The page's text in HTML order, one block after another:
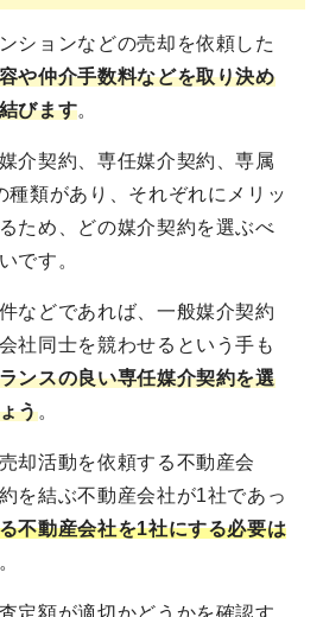
ションなどの売却を依頼した
や仲介手数料などを取り決め
びます。
介契約、専任媒介契約、専属
種類があり、それぞれにメリッ
ため、どの媒介契約を選ぶべ
です。
などであれば、一般媒介契約
社同士を競わせるという手も
ンスの良い専任媒介契約を選
う。
却活動を依頼する不動産会
を結ぶ不動産会社が1社であっ
不動産会社を1社にする必要は
定額が適切かどうかを確認す